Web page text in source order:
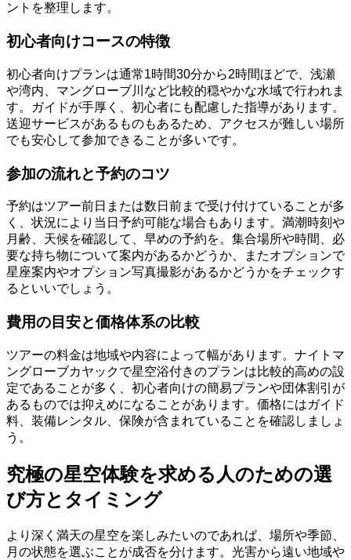
ントを整理します。
初心者向けコースの特徴
初心者向けプランは通常1時間30分から2時間ほどで、浅瀬
や湾内、マングローブ川など比較的穏やかな水域で行われま
す。ガイドが手厚く、初心者にも配慮した指導があります。
送迎サービスがあるものもあるため、アクセスが難しい場所
でも安心して参加できることが多いです。
参加の流れと予約のコツ
予約はツアー前日または数日前まで受け付けていることが多
く、状況により当日予約可能な場合もあります。満潮時刻や
月齢、天候を確認して、早めの予約を。集合場所や時間、必
要な持ち物について案内があるかどうか、またオプションで
星座案内やオプション写真撮影があるかどうかをチェックす
るといいでしょう。
費用の目安と価格体系の比較
ツアーの料金は地域や内容によって幅があります。ナイトマ
ングローブカヤックで星空浴付きのプランは比較的高めの設
定であることが多く、初心者向けの簡易プランや団体割引が
あるものでは抑えめになることがあります。価格にはガイド
料、装備レンタル、保険が含まれていることを確認しましょ
う。
究極の星空体験を求める人のための選
び方とタイミング
より深く満天の星空を楽しみたいのであれば、場所や季節、
月の状態を選ぶことが成否を分けます。光害から遠い地域や